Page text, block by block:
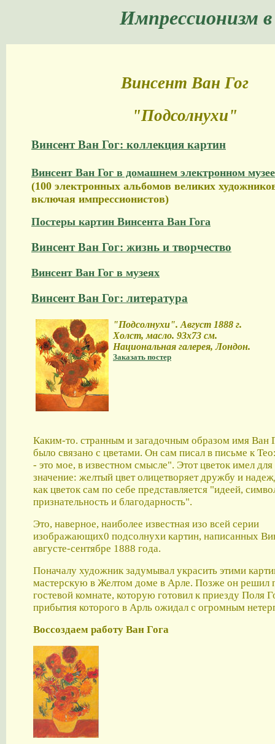
Импрессионизм
Винсент Ван Гог
"Подсолнухи"
Винсент Ван Гог: коллекция картин
Винсент Ван Гог в домашнем электронном музее
(100 электронных альбомов великих
включая импрессионистов)
Постеры картин Винсента Ван Гога
Винсент Ван Гог: жизнь и творчество
Винсент Ван Гог в музеях
Винсент Ван Гог: литература
"Подсолнухи". Август 1888 г.
Холст, масло. 93х73 см.
Национальная галерея, Лондон.
Заказать постер
Каким-то. странным и загадочным образом имя Ван
было связано с цветами. Он сам писал в письме к
- это мое, в известном смысле". Этот цветок имел
значение: желтый цвет олицетворяет дружбу и
как цветок сам по себе представляется "идеей,
признательность и благодарность".
Это, наверное, наиболее известная изо всей серии
изображающих0 подсолнухи картин, написанных
августе-сентябре 1888 года.
Поначалу художник задумывал украсить этими
мастерскую в Желтом доме в Арле. Позже он решил
гостевой комнате, которую готовил к приезду Поля
прибытия которого в Арль ожидал с огромным
Воссоздаем работу Ван Гога